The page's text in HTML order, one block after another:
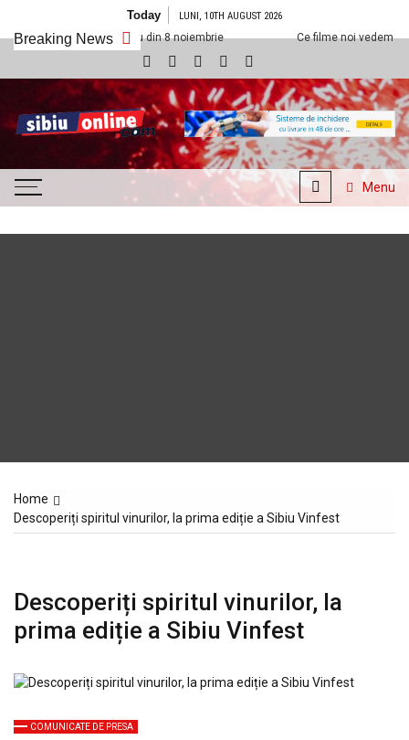
Today LUNI, 10TH AUGUST 2026
Breaking News
Sibiu din 8 noiembrie Ce filme noi vedem la Cineplexx Sibiu din
SibiuOnline.com
… locatii si evenimente din
Sibiu!!!
Menu
Home
Descoperiți spiritul vinurilor, la prima ediție a Sibiu Vinfest
Descoperiți spiritul vinurilor, la
prima ediție a Sibiu Vinfest
COMUNICATE DE PRESA